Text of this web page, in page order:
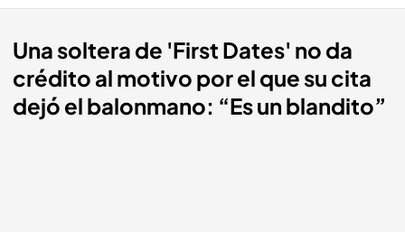
Una soltera de 'First Dates' no da
crédito al motivo por el que su cita
dejó el balonmano: “Es un blandito”